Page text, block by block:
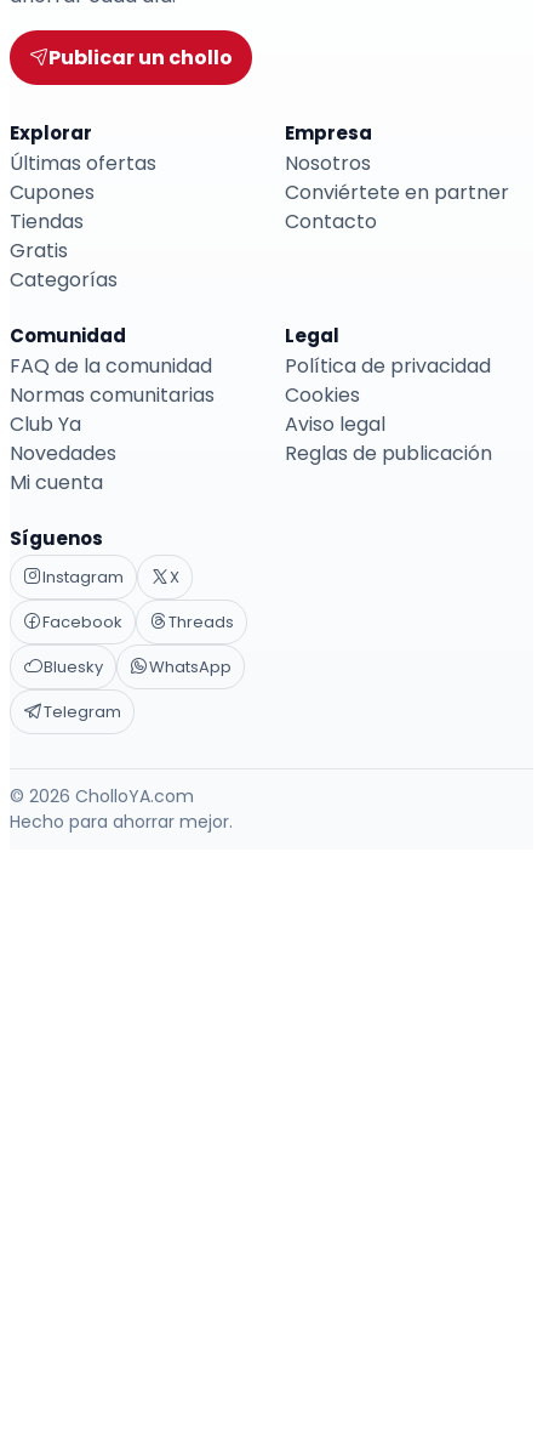
Publicar un chollo
Explorar
Últimas ofertas
Cupones
Tiendas
Gratis
Categorías
Empresa
Nosotros
Conviértete en partner
Contacto
Comunidad
FAQ de la comunidad
Normas comunitarias
Club Ya
Novedades
Mi cuenta
Legal
Política de privacidad
Cookies
Aviso legal
Reglas de publicación
Síguenos
Instagram
X
Facebook
Threads
Bluesky
WhatsApp
Telegram
© 2026 CholloYA.com
Hecho para ahorrar mejor.